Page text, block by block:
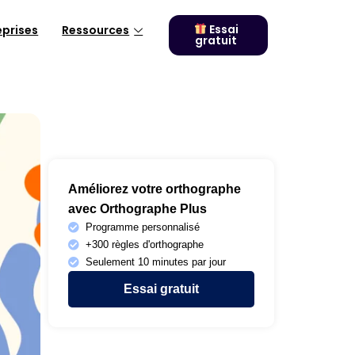
Ressources Essai
gratuit
Améliorez votre orthographe
avec Orthographe Plus
Programme personnalisé
+300 règles d'orthographe
Seulement 10 minutes par jour
Essai gratuit